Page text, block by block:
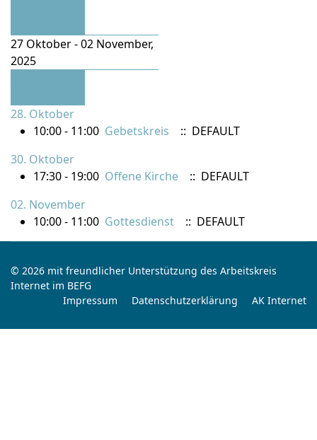
27 Oktober - 02 November,
2025
28. Oktober
10:00 - 11:00 Gebetskreis
:: DEFAULT
30. Oktober
17:30 - 19:00 Offene Kirche
:: DEFAULT
02. November
10:00 - 11:00 Gottesdienst :: DEFAULT
© 2026 mit freundlicher Unterstützung des Arbeitskreis
Internet im BEFG
Impressum
Datenschutzerklärung AK Internet